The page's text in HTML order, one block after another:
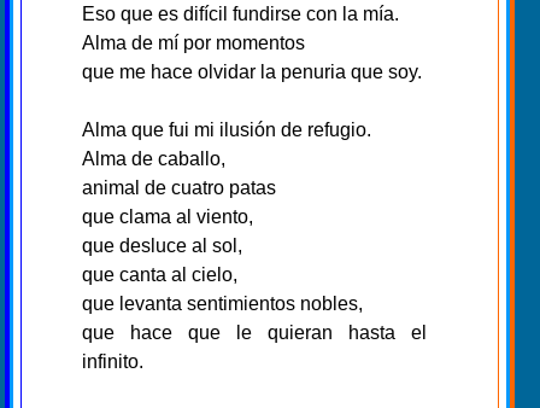
Eso que es difícil fundirse con la mía.
Alma de mí por momentos
que me hace olvidar la penuria que soy.
Alma que fui mi ilusión de refugio.
Alma de caballo,
animal de cuatro patas
que clama al viento,
que desluce al sol,
que canta al cielo,
que levanta sentimientos nobles,
que hace que le quieran hasta el
infinito.